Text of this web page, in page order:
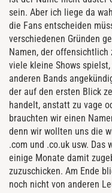
sein. Aber ich liege da
die Fans entscheiden
verschiedenen Gründen
Namen, der offensichtlich
viele kleine Shows
anderen Bands
der auf den ersten Blick
handelt, anstatt zu vage
brauchten wir einen
denn wir wollten uns die
.com und .co.uk usw. Das
einige Monate damit
zuzuschicken. Am Ende
noch nicht von anderen